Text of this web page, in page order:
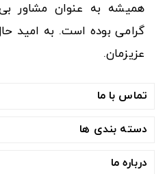
همیشه به عنوان مشاور
گرامی بوده است. به امید
عزیزمان.
تماس با ما
دسته بندی ها
درباره ما